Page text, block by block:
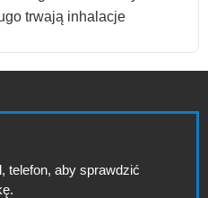
trwają inhalacje
telefon, aby sprawdzić